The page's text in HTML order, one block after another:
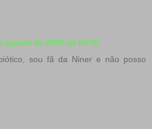
agosto de 2009 às 06:40
sou fã da Niner e não posso